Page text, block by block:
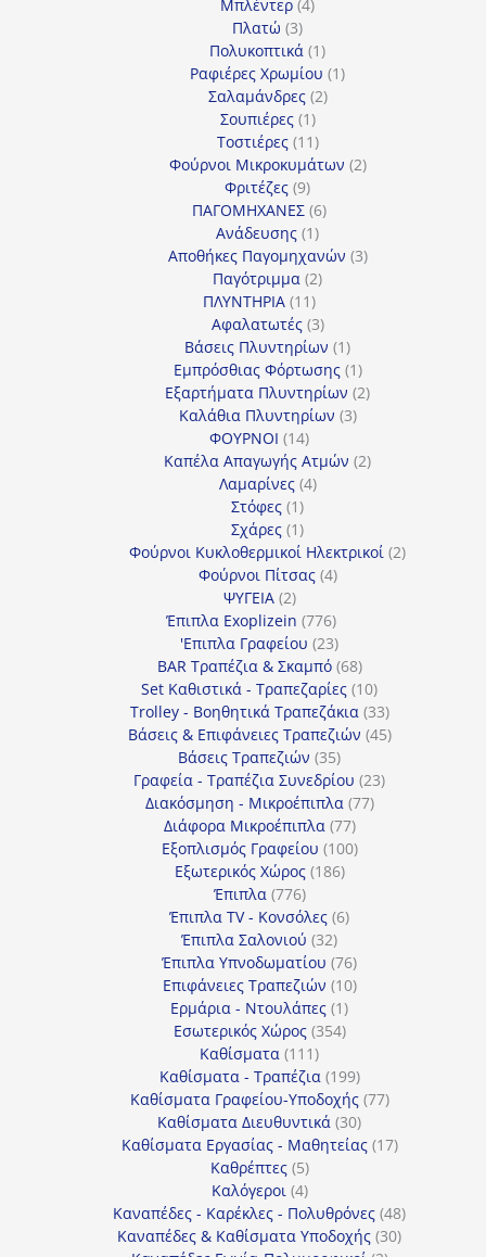
Μπλέντερ 4
Πλατώ 33
προϊόντα
Πολυκοπτικά 11
προϊόν
Ραφιέρες Χρωμίου 11
Σαλαμάνδρες 22
Σουπιέρες 11
προϊόν
Τοστιέρες 1111
προϊόντα
Φούρνοι Μικροκυμάτων 22
Φριτέζες 99
προϊόντα
ΠΑΓΟΜΗΧΑΝΕΣ 66
Ανάδευσης 11
προϊόν
Αποθήκες Παγομηχανών 33
Παγότριμμα 22
ΠΛΥΝΤΗΡΙΑ 1111
προϊόντα
Αφαλατωτές 33
προϊόντα
Βάσεις Πλυντηρίων 11
προϊόν
Εμπρόσθιας Φόρτωσης 11
προϊόν
Εξαρτήματα Πλυντηρίων 22
Καλάθια Πλυντηρίων 33
ΦΟΥΡΝΟΙ 1414
προϊόντα
Καπέλα Απαγωγής Ατμών 22
Λαμαρίνες 44
Στόφες 11
προϊόν
Σχάρες 11
προϊόν
Φούρνοι Κυκλοθερμικοί Ηλεκτρικοί 22
Φούρνοι Πίτσας 44
ΨΥΓΕΙΑ 22
προϊόντα
Έπιπλα Exoplizein 776776
προϊόντα
'Επιπλα Γραφείου 2323
προϊόντα
BAR Τραπέζια & Σκαμπό 6868
προϊόντα
Set Καθιστικά - Τραπεζαρίες 1010
προϊόντα
Trolley - Βοηθητικά Τραπεζάκια 3333
προϊόντα
Βάσεις & Επιφάνειες Τραπεζιών 4545
Βάσεις Τραπεζιών 3535
προϊόντα
Γραφεία - Τραπέζια Συνεδρίου 2323
Διακόσμηση - Μικροέπιπλα 7777
Διάφορα Μικροέπιπλα 7777
προϊόντα
Εξοπλισμός Γραφείου 100100
Εξωτερικός Χώρος 186186
Έπιπλα 776776
προϊόντα
Έπιπλα TV - Κονσόλες 66
Έπιπλα Σαλονιού 3232
προϊόντα
Έπιπλα Υπνοδωματίου 7676
προϊόντα
Επιφάνειες Τραπεζιών 1010
Ερμάρια - Ντουλάπες 11
προϊόν
Εσωτερικός Χώρος 354354
Καθίσματα 111111
προϊόντα
Καθίσματα - Τραπέζια 199199
προϊόντα
Καθίσματα Γραφείου-Υποδοχής 7777
Καθίσματα Διευθυντικά 3030
προϊόντα
Καθίσματα Εργασίας - Μαθητείας 1717
Καθρέπτες 55
προϊόντα
Καλόγεροι 44
προϊόντα
Καναπέδες - Καρέκλες - Πολυθρόνες 4848
προϊόντα
Καναπέδες & Καθίσματα Υποδοχής 3030